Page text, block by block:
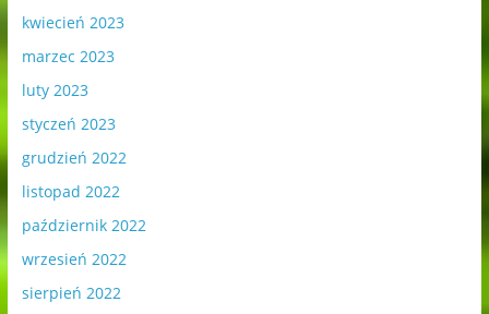
kwiecień 2023
marzec 2023
luty 2023
styczeń 2023
grudzień 2022
listopad 2022
październik 2022
wrzesień 2022
sierpień 2022